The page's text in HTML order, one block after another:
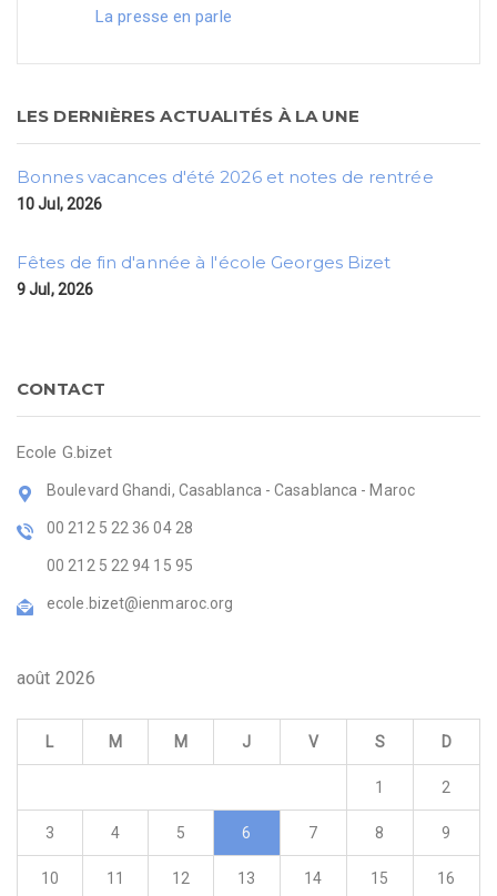
La presse en parle
LES DERNIÈRES ACTUALITÉS À LA UNE
Bonnes vacances d'été 2026 et notes de rentrée
10 Jul, 2026
Fêtes de fin d'année à l'école Georges Bizet
9 Jul, 2026
CONTACT
Ecole G.bizet
Boulevard Ghandi, Casablanca - Casablanca - Maroc
00 212 5 22 36 04 28
00 212 5 22 94 15 95
ecole.bizet@ienmaroc.org
août 2026
L M M J V S D
1 2
3 4 5 6 7 8 9
10 11 12 13 14 15 16